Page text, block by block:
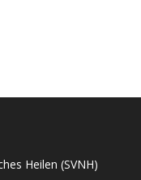
Heilen (SVNH)